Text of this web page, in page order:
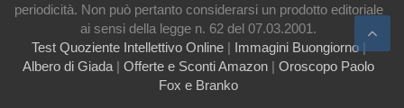
periodicità. Non può pertanto considerarsi un prodotto editoriale
ai sensi della legge n. 62 del 07.03.2001.
Test Quoziente Intellettivo Online| Immagini Buongiorno|
Albero di Giada | Offerte e Sconti Amazon | Oroscopo Paolo
Fox e Branko